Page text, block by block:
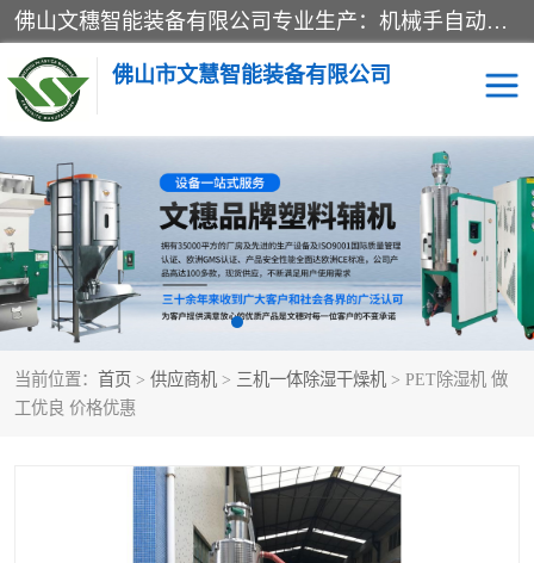
佛山文穗智能装备有限公司专业生产：机械手自动化系列；塑料粉碎机回收系列；塑料混色机系列；温度控制系列：模温机，冷水机；供料输送系列：中央供料系统，欧化/独立式吸料机，分体式吸料机；整机保修一年，易损件除外。
佛山市文慧智能装备有限公司
当前位置： 首页 > 供应商机 > 三机一体除湿干燥机 > PET除湿机 做
工优良 价格优惠
粉碎回收系列 干燥除湿系列
塑料破碎机 工业冷水机
三机一体除湿干燥机 塑料干燥机
塑料混色机 模温机
三机一体除湿机